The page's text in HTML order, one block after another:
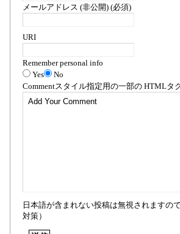
メールアドレス (非公開) (必須)
URI
Remember personal info
Yes
No
Commentスタイル指定用の一部の HTMLタ
日本語が含まれない投稿は無視されますの
対策）